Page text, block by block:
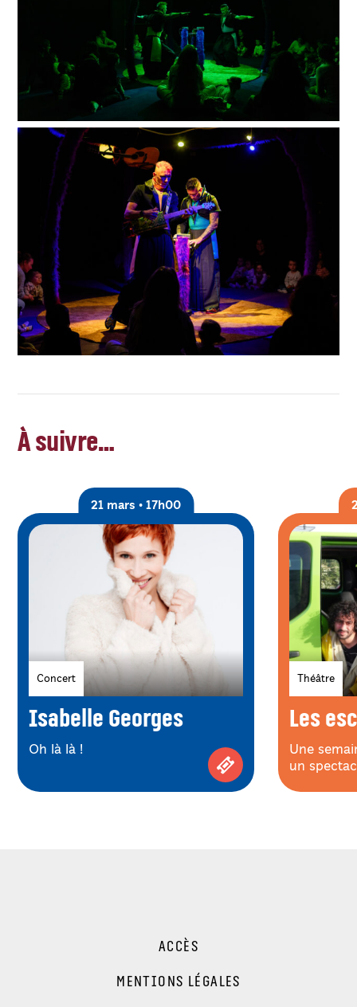
À suivre…
Spectacles
Isabelle Georges
Concert
21 mars • 17h00
Oh là là !
Achetez vos places
Les
Théâtre
Une
un
ACCÈS
MENTIONS LÉGALES